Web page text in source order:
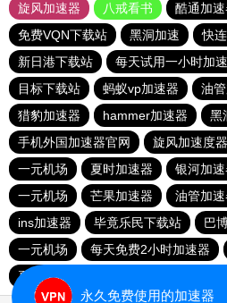
旋风加速器
八戒看书 酷通加速
免费VQN下载站
黑洞加速 快
新日港下载站
每天试用一小时加
目标下载站
蚂蚁vp加速器
油
猎豹加速器
hammer加速器
黑
手机外国加速器官网
旋风加速度器
一元机场
夏时加速器 银河加速
一元机场
芒果加速器 油管加速
ins加速器
毕竟乐民下载站 巴
一元机场
每天免费2小时加速器
夏时加速器
永久免费使用的加速器